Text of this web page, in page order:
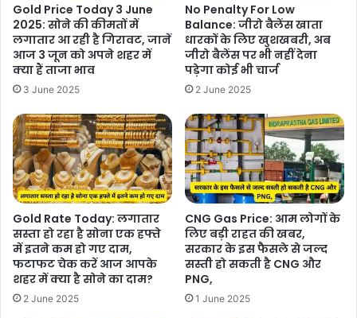
Gold Price Today 3 June
2025: सोने की कीमतों में
लगातार आ रही है गिरावट, जानें
आज 3 जून को अपने शहर में
क्या हैं ताजा भाव
3 June 2025
No Penalty For Low
Balance: जीरो बैलेंस खाता
धारकों के लिए खुशखबरी, अब
जीरो बैलेंस पर भी नहीं देना
पड़ेगा कोई भी चार्ज
2 June 2025
Gold Rate Today: लगातार
सस्ता हो रहा है सोना एक हफ्ते
में इतने कम हो गए दाम,
फटाफट चेक करें आज आपके
शहर में क्या है सोने का दाम?
2 June 2025
CNG Gas Price: आम लोगों के
लिए बड़ी राहत की खबर,
सरकार के इस फैसले से जल्द
सस्ती हो सकती है CNG और
PNG,
1 June 2025